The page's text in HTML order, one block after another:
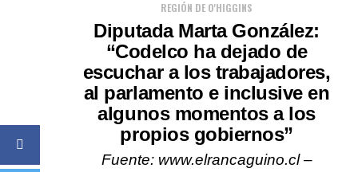
REGIÓN DE O'HIGGINS
Diputada Marta González:
“Codelco ha dejado de
escuchar a los trabajadores,
al parlamento e inclusive en
algunos momentos a los
propios gobiernos”
Fuente: www.elrancaguino.cl –